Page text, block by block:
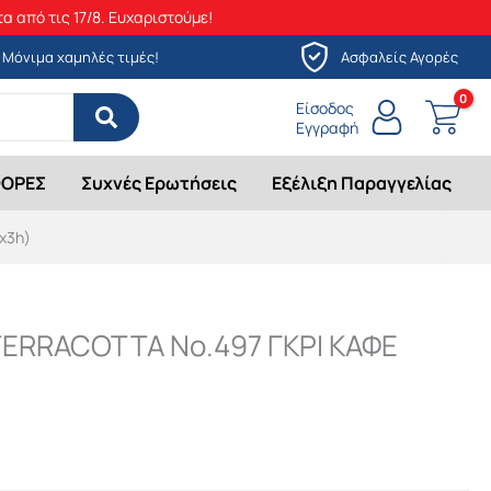
από τις 17/8. Ευχαριστούμε!
Μόνιμα χαμηλές τιμές! Ασφαλείς Αγορές
Είσοδος
Εγγραφή
Συχνές Ερωτήσεις Εξέλιξη Παραγγελίας
Νο.497 ΓΚΡΙ ΚΑΦΕ